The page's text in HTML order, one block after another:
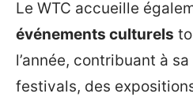
Le WTC accueille
événements culturels
l’année, contribuant à
festivals, des